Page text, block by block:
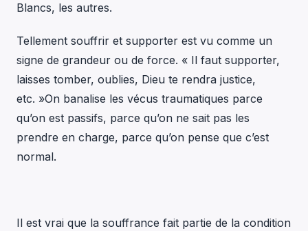
Blancs, les autres.
Tellement souffrir et supporter est vu comme un
signe de grandeur ou de force. « Il faut supporter,
laisses tomber, oublies, Dieu te rendra justice,
etc. »On banalise les vécus traumatiques parce
qu’on est passifs, parce qu’on ne sait pas les
prendre en charge, parce qu’on pense que c’est
normal.
Il est vrai que la souffrance fait partie de la condition